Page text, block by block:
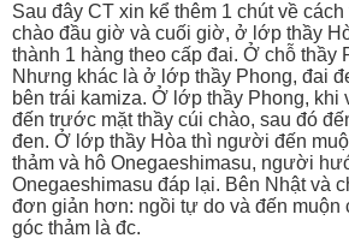
Sau đây CT xin kể thêm 1 chút về
chào đầu giờ và cuối giờ, ở lớp thầy
thành 1 hàng theo cấp đai. Ở chỗ thầy
Nhưng khác là ở lớp thầy Phong, đai
bên trái kamiza. Ở lớp thầy Phong, khi
đến trước mặt thầy cúi chào, sau đó
đen. Ở lớp thầy Hòa thì người đến
thảm và hô Onegaeshimasu, người
Onegaeshimasu đáp lại. Bên Nhật và
đơn giản hơn: ngồi tự do và đến muộn
góc thảm là đc.